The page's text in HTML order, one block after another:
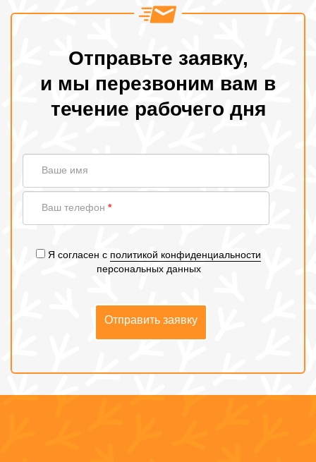
Отправьте заявку,
и мы перезвоним вам в
течение рабочего дня
Ваше имя
Ваш телефон *
Я согласен с политикой конфиденциальности
персональных данных
Отправить заявку